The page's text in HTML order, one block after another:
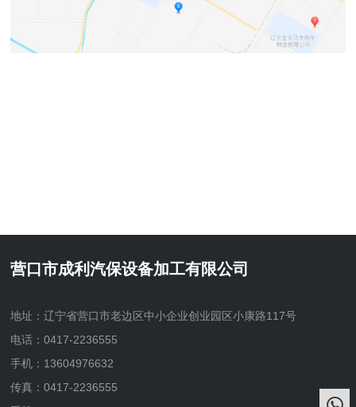
营口市成利汽保设备加工有限公司
地址：辽宁省营口市老边区中小企业创业园区小康路117号
电话：0417-2236555
手机：13604976632
传真：0417-2236555